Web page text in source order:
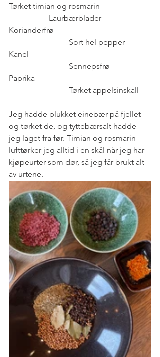
Tørket timian og rosmarin
		Laurbærblader
Korianderfrø
			Sort hel pepper
Kanel
			Sennepsfrø
Paprika
			Tørket appelsinskall
Jeg hadde plukket einebær på fjellet
og tørket de, og tyttebærsalt hadde
jeg laget fra før. Timian og rosmarin
lufttørker jeg alltid i en skål når jeg har
kjøpeurter som dør, så jeg får brukt alt
av urtene.